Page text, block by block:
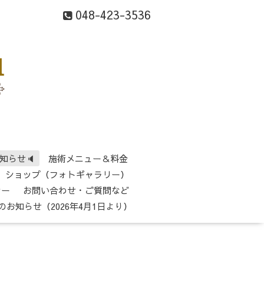
048-423-3536
らせ🔈
施術メニュー＆料金
ショップ（フォトギャラリー）
お問い合わせ・ご質問など
お知らせ（2026年4月1日より）